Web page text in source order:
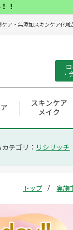
！
ア・無添加スキンケア化
・
スキンケア
メイク
テゴリ： リシリッチ
トップ 実施